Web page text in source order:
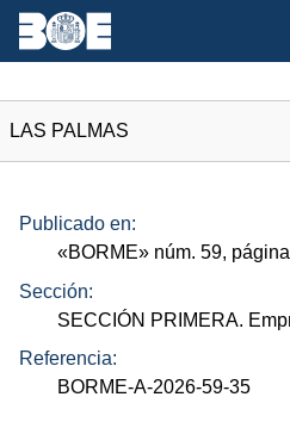
LAS PALMAS
Publicado en:
«BORME» núm. 59,
Sección:
SECCIÓN PRIMERA.
Referencia:
BORME-A-2026-59-35